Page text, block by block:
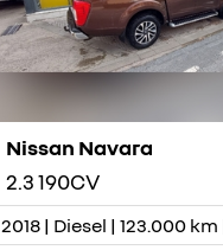
Nissan Navara
2.3 190CV
2018 | Diesel | 123.000